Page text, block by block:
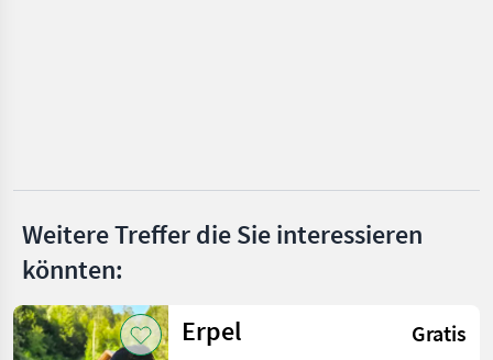
Weitere Treffer die Sie interessieren
könnten:
Erpel Gratis